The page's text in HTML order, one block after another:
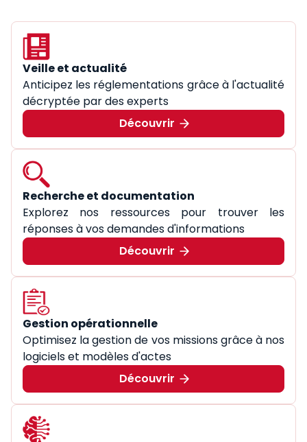
Veille et actualité
Anticipez les réglementations grâce à l'actualité
décryptée par des experts
Découvrir
Recherche et documentation
Explorez nos ressources pour trouver les
réponses à vos demandes d'informations
Découvrir
Gestion opérationnelle
Optimisez la gestion de vos missions grâce à nos
logiciels et modèles d'actes
Découvrir